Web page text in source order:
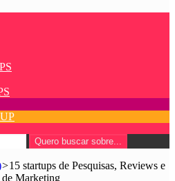
Quero buscar sobre...
>15 startups de Pesquisas, Reviews e
de Marketing